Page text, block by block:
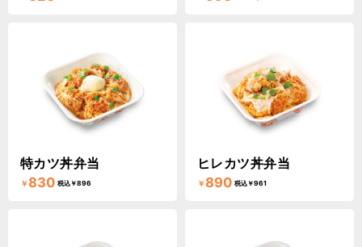
特カツ丼弁当
￥830 税込￥896
ヒレカツ丼弁当
￥890 税込￥961